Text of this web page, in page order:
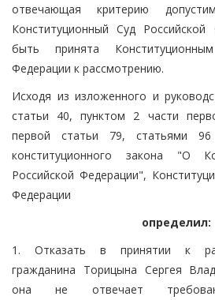
отвечающая критерию
Конституционный Суд
быть принята
Федерации к рассмотрению.
Исходя из изложенного и
статьи 40, пунктом 2 части
первой статьи 79, статьями
конституционного закона "О
Российской Федерации",
Федерации
определил:
1. Отказать в принятии к
гражданина Торицына Сергея
она не отвечает